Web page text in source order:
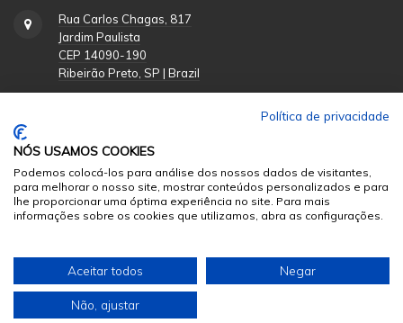
Rua Carlos Chagas, 817
Jardim Paulista
CEP 14090-190
Ribeirão Preto, SP | Brazil
suporte@funpecrp.com.br
© 2026 Sumários.org
. Todos os Direitos Reservados
Desenvolvido por
Política de privacidade
NÓS USAMOS COOKIES
Podemos colocá-los para análise dos nossos dados de visitantes,
para melhorar o nosso site, mostrar conteúdos personalizados e para
lhe proporcionar uma óptima experiência no site. Para mais
informações sobre os cookies que utilizamos, abra as configurações.
Aceitar todos Negar
Não, ajustar